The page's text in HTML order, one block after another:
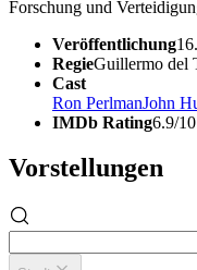
Forschung und
Veröffentlichung
RegieGuillermo del
Cast
Ron PerlmanJohn
IMDb Rating6.9/
Vorstellungen